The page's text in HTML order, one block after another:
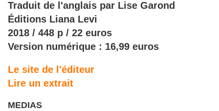
Traduit de l'anglais par Lise Garond
Éditions Liana Levi
2018 / 448 p / 22 euros
Version numérique : 16,99 euros
Le site de l'éditeur
Lire un extrait
MEDIAS